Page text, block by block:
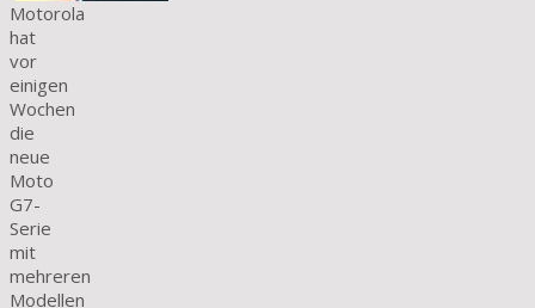
Motorola
hat
vor
einigen
Wochen
die
neue
Moto
G7-
Serie
mit
mehreren
Modellen